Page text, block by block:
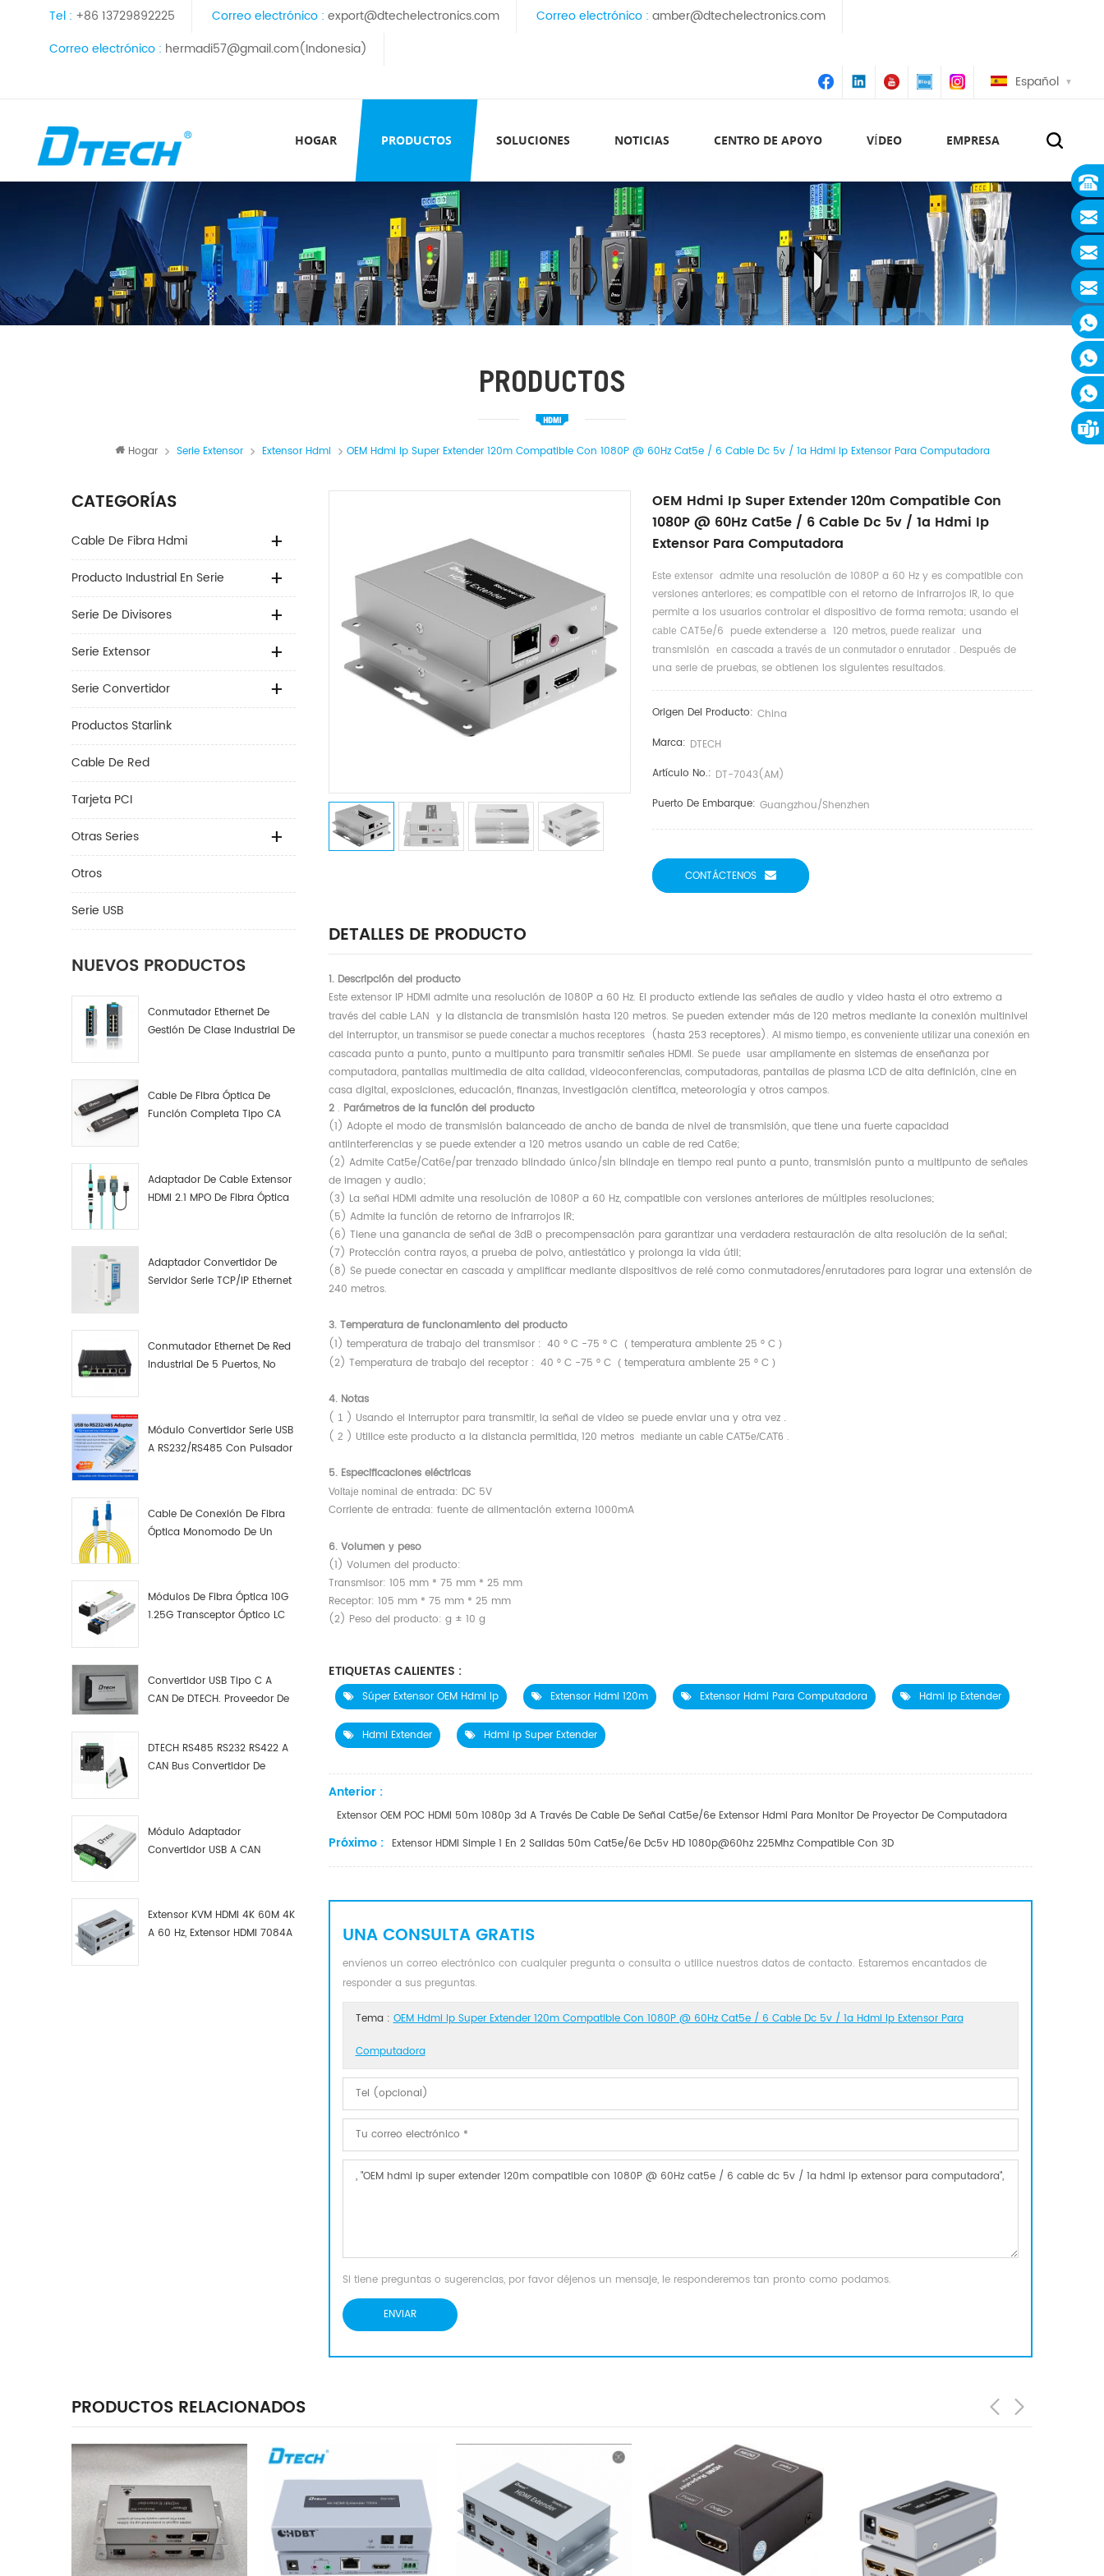
Tel : +86 13729892225 Correo electrónico : export@dtechelectronics.com Correo electrónico : amber@dtechelectronics.com
Correo electrónico : hermadi57@gmail.com(Indonesia)
Español
HOGAR PRODUCTOS SOLUCIONES NOTICIAS CENTRO DE APOYO VÍDEO EMPRESA
PRODUCTOS
Hogar Serie Extensor Extensor Hdmi OEM Hdmi Ip Super Extender 120m Compatible Con 1080P @ 60Hz Cat5e / 6 Cable Dc 5v / 1a Hdmi Ip Extensor Para Computadora
CATEGORÍAS
Cable De Fibra Hdmi
Producto Industrial En Serie
Serie De Divisores
Serie Extensor
Serie Convertidor
Productos Starlink
Cable De Red
Tarjeta PCI
Otras Series
Otros
Serie USB
NUEVOS PRODUCTOS
Conmutador Ethernet De
Gestión De Clase Industrial De
Cable De Fibra Óptica De
Función Completa Tipo CA
Adaptador De Cable Extensor
HDMI 2.1 MPO De Fibra Óptica
Adaptador Convertidor De
Servidor Serie TCP/IP Ethernet
Conmutador Ethernet De Red
Industrial De 5 Puertos, No
Módulo Convertidor Serie USB
A RS232/RS485 Con Pulsador
Cable De Conexión De Fibra
Óptica Monomodo De Un
Módulos De Fibra Óptica 10G
1.25G Transceptor Óptico LC
Convertidor USB Tipo C A
CAN De DTECH. Proveedor De
DTECH RS485 RS232 RS422 A
CAN Bus Convertidor De
Módulo Adaptador
Convertidor USB A CAN
CAN
Extensor KVM HDMI 4K 60M 4K
A 60 Hz, Extensor HDMI 7084A
OEM Hdmi Ip Super Extender 120m Compatible Con
1080P @ 60Hz Cat5e / 6 Cable Dc 5v / 1a Hdmi Ip
Extensor Para Computadora
Este extensoradmite una resolución de 1080P a 60 Hz y es compatible con
versiones anteriores; es compatible con el retorno de infrarrojos IR, lo que
permite a los usuarios controlar el dispositivo de forma remota; usando el
cable CAT5e/6 puede extenderse a120 metros, puede realizaruna
transmisión
en cascada a través de un conmutador o enrutador. Después de
una serie de pruebas, se obtienen los siguientes resultados.
Origen Del Producto: China
Marca: DTECH
Artículo No.: DT-7043(AM)
Puerto De Embarque: Guangzhou/shenzhen
CONTÁCTENOS
DETALLES DE PRODUCTO
1. Descripción del producto
Este extensor IP HDMI admite una resolución de 1080P a 60 Hz. El producto extiende las señales de audio y video hasta el otro extremo a
través del cable LAN
y la distancia de transmisión hasta 120 metros. Se pueden extender más de 120 metros mediante la conexión multinivel
del interruptor, un transmisor se puede conectar a muchos receptores(hasta 253 receptores). Al mismo tiempo, es conveniente utilizar una conexión en
cascada punto a punto, punto a multipunto para transmitir señales HDMI. Se puede usarampliamente en sistemas de enseñanza por
computadora, pantallas multimedia de alta calidad, videoconferencias, computadoras, pantallas de plasma LCD de alta definición, cine en
casa digital, exposiciones, educación, finanzas, investigación científica, meteorología y otros campos.
2. Parámetros de la función del producto
(1) Adopte el modo de transmisión balanceado de ancho de banda de nivel de transmisión, que tiene una fuerte capacidad
antiinterferencias y se puede extender a 120 metros usando un cable de red Cat6e;
(2) Admite Cat5e/Cat6e/par trenzado blindado único/sin blindaje en tiempo real punto a punto, transmisión punto a multipunto de señales
de imagen y audio;
(3) La señal HDMI admite una resolución de 1080P a 60 Hz, compatible con versiones anteriores de múltiples resoluciones;
(5) Admite la función de retorno de infrarrojos IR;
(6) Tiene una ganancia de señal de 3dB o precompensación para garantizar una verdadera restauración de alta resolución de la señal;
(7) Protección contra rayos, a prueba de polvo, antiestático y prolonga la vida útil;
(8) Se puede conectar en cascada y amplificar mediante dispositivos de relé como conmutadores/enrutadores para lograr una extensión de
240 metros.
3. Temperatura de funcionamiento del producto
(1) temperatura de trabajo del transmisor :40 ° C -75 ° C (temperatura ambiente 25 ° C )
(2) Temperatura de trabajo del receptor :40 ° C -75 ° C (temperatura ambiente 25 ° C )
4. Notas
( 1 ) Usando el interruptor para transmitir, la señal de video se puede enviar una y otra vez .
( 2 ) Utilice este producto a la distancia permitida, 120 metros mediante un cable CAT5e/CAT6 .
5. Especificaciones eléctricas
Voltaje nominal de entrada: DC 5V
Corriente de entrada: fuente de alimentación externa 1000mA
6. Volumen ypeso
(1) Volumen del producto:
Transmisor: 105 mm * 75 mm * 25 mm
Receptor: 105 mm * 75 mm * 25 mm
(2) Peso del producto: g ± 10 g
ETIQUETAS CALIENTES :
Súper Extensor OEM Hdmi Ip Extensor Hdmi 120m Extensor Hdmi Para Computadora Hdmi Ip Extender
Hdmi Extender Hdmi Ip Super Extender
Anterior :
Extensor OEM POC HDMI 50m 1080p 3d A Través De Cable De Señal Cat5e/6e Extensor Hdmi Para Monitor De Proyector De Computadora
Próximo : Extensor HDMI Simple 1 En 2 Salidas 50m Cat5e/6e Dc5v HD 1080p@60hz 225Mhz Compatible Con 3D
UNA CONSULTA GRATIS
envíenos un correo electrónico con cualquier pregunta o consulta o utilice nuestros datos de contacto. Estaremos encantados de
responder a sus preguntas.
Tema :OEM Hdmi Ip Super Extender 120m Compatible Con 1080P @ 60Hz Cat5e / 6 Cable Dc 5v / 1a Hdmi Ip Extensor Para
Computadora
Si tiene preguntas o sugerencias, por favor déjenos un mensaje, le responderemos tan pronto como podamos.
PRODUCTOS RELACIONADOS